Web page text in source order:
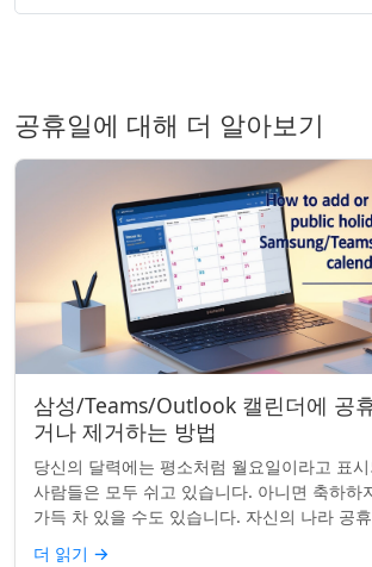
공휴일에 대해 더 알아보기
삼성/Teams/Outlook 캘린더에 공
거나 제거하는 방법
당신의 달력에는 평소처럼 월요일이라고 표
사람들은 모두 쉬고 있습니다. 아니면 축하하
가득 차 있을 수도 있습니다. 자신의 나라 공
원하지 않는 공휴일을 정리하려는...
더 읽기 →